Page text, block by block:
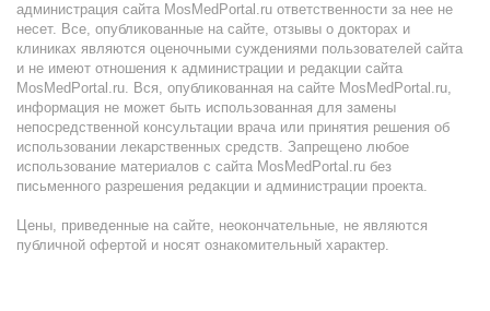
администрация сайта MosMedPortal.ru ответственности за нее не
несет. Все, опубликованные на сайте, отзывы о докторах и
клиниках являются оценочными суждениями пользователей сайта
и не имеют отношения к администрации и редакции сайта
MosMedPortal.ru. Вся, опубликованная на сайте MosMedPortal.ru,
информация не может быть использованная для замены
непосредственной консультации врача или принятия решения об
использовании лекарственных средств. Запрещено любое
использование материалов с сайта MosMedPortal.ru без
письменного разрешения редакции и администрации проекта.
Цены, приведенные на сайте, неокончательные, не являются
публичной офертой и носят ознакомительный характер.